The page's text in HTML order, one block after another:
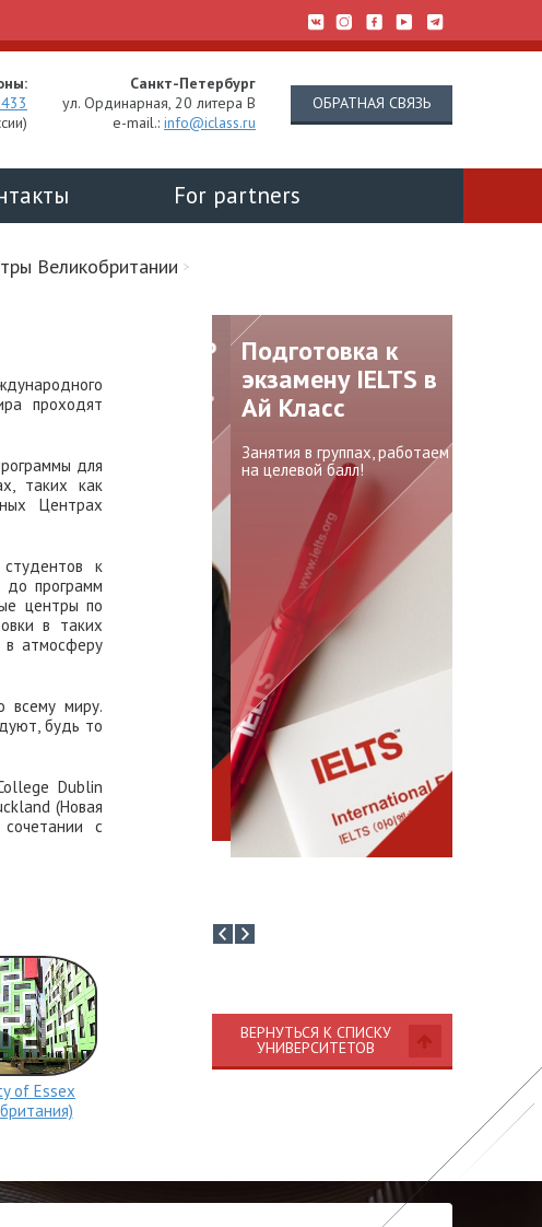
Санкт-Петербург
ул. Ординарная, 20 литера В
e-mail.: info@iclass.ru
ОБРАТНАЯ СВЯЗЬ
For partners
Великобритании
проходят
для
таких как
Центрах
к
до программ
центры по
в таких
в атмосферу
всему миру.
будь то
Dublin
(Новая
с
of Essex
лагерь
английском языке для
Подготовка к
экзамену IELTS в
Ай Класс
Занятия в группах, работаем
на целевой балл!
ВЕРНУТЬСЯ К СПИСКУ
УНИВЕРСИТЕТОВ